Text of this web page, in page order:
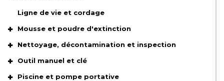
Ligne de vie et cordage
Mousse et poudre d'extinction
Nettoyage, décontamination et inspection
Outil manuel et clé
Piscine et pompe portative